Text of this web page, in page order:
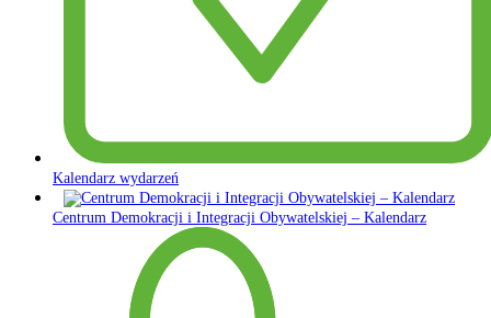
Kalendarz wydarzeń
Centrum Demokracji i Integracji Obywatelskiej – Kalendarz